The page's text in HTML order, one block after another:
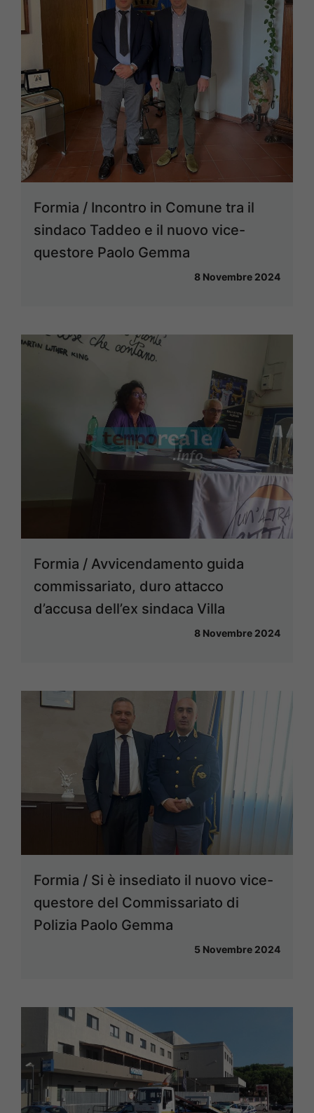
Formia / Incontro in Comune tra il
sindaco Taddeo e il nuovo vice-
questore Paolo Gemma
8 Novembre 2024
Formia / Avvicendamento guida
commissariato, duro attacco
d’accusa dell’ex sindaca Villa
8 Novembre 2024
Formia / Si è insediato il nuovo vice-
questore del Commissariato di
Polizia Paolo Gemma
5 Novembre 2024